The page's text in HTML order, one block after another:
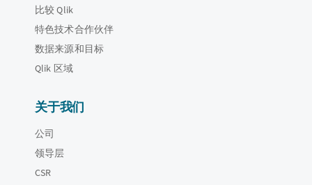
比较 Qlik
特色技术合作伙伴
数据来源和目标
Qlik 区域
关于我们
公司
领导层
CSR